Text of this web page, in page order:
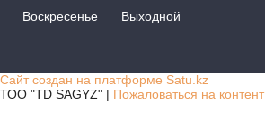
Воскресенье
Выходной
Сайт создан на платформе Satu.kz
ТОО "TD SAGYZ" | Пожаловаться на контент